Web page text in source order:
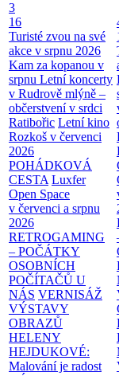
3
16
Turisté zvou na své
akce v srpnu 2026
Kam za kopanou v
srpnu Letní koncerty
v Rudrově mlýně –
občerstvení v srdci
Ratibořic Letní kino
Rozkoš v červenci
2026
POHÁDKOVÁ
CESTA Luxfer
Open Space
v červenci a srpnu
2026
RETROGAMING
– POČÁTKY
OSOBNÍCH
POČÍTAČŮ U
NÁS VERNISÁŽ
VÝSTAVY
OBRAZŮ
HELENY
HEJDUKOVÉ:
Malování je radost